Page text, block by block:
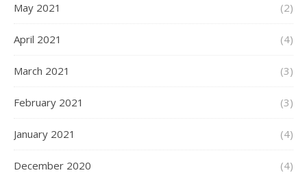
May 2021 (2)
April 2021 (4)
March 2021 (3)
February 2021 (3)
January 2021 (4)
December 2020 (4)